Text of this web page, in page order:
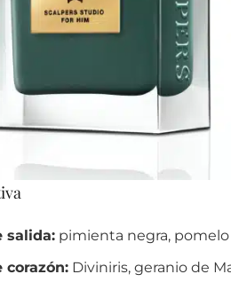
salida:pimienta negra, pomelo
corazón:Diviniris, geranio de